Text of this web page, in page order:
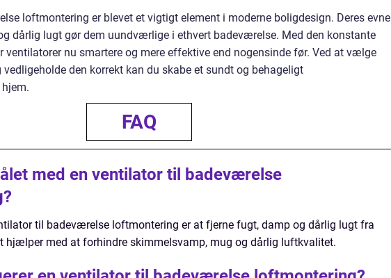
loftmontering er blevet et vigtigt element i moderne boligdesign. Deres evne
dårlig lugt gør dem uundværlige i ethvert badeværelse. Med den konstante
ventilatorer nu smartere og mere effektive end nogensinde før. Ved at vælge
den korrekt kan du skabe et sundt og behageligt
FAQ
med en ventilator til badeværelse
til badeværelse loftmontering er at fjerne fugt, damp og dårlig lugt fra
hjælper med at forhindre skimmelsvamp, mug og dårlig luftkvalitet.